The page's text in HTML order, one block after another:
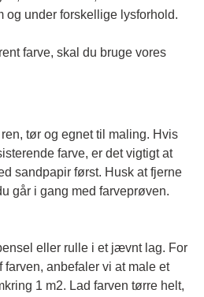
og under forskellige lysforhold.
tør og egnet til maling. Hvis
farve, er det vigtigt at
sandpapir først. Husk at fjerne
går i gang med farveprøven.
eller rulle i et jævnt lag. For
farven, anbefaler vi at male et
1 m2. Lad farven tørre helt,